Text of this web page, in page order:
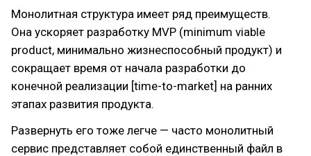
Монолитная структура имеет ряд преимуществ.
Она ускоряет разработку MVP (minimum viable
product, минимально жизнеспособный продукт) и
сокращает время от начала разработки до
конечной реализации [time-to-market] на ранних
этапах развития продукта.
Развернуть его тоже легче — часто монолитный
сервис представляет собой единственный файл в